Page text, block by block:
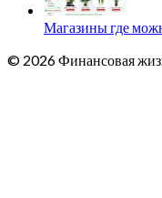
Магазины где
© 2026 Финансовая